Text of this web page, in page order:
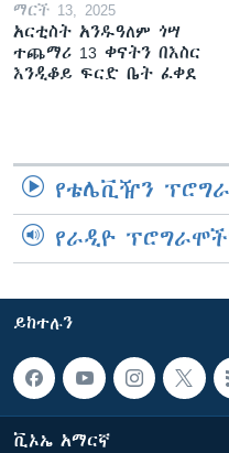
ማርች 13, 2025
አርቲስት አንዱዓለም ጎሣ
ተጨማሪ 13 ቀናትን በእስር
እንዲቆይ ፍርድ ቤት ፈቀደ
የቴሌቪዥን
የራዲዮ
ይከተሉን
ቪኦኤ አማርኛ